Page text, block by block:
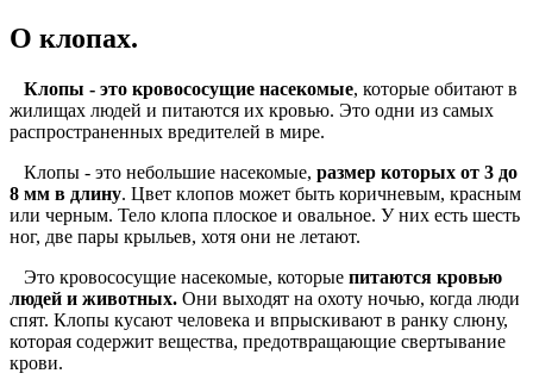
О клопах.
Клопы - это кровососущие насекомые, которые обитают в
жилищах людей и питаются их кровью. Это одни из самых
распространенных вредителей в мире.
Клопы - это небольшие насекомые, размер которых от 3 до
8 мм в длину. Цвет клопов может быть коричневым, красным
или черным. Тело клопа плоское и овальное. У них есть шесть
ног, две пары крыльев, хотя они не летают.
Это кровососущие насекомые, которые питаются кровью
людей и животных. Они выходят на охоту ночью, когда люди
спят. Клопы кусают человека и впрыскивают в ранку слюну,
которая содержит вещества, предотвращающие свертывание
крови.